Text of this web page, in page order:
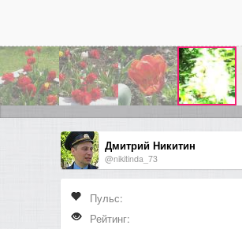
Дмитрий Никитин
@nikitinda_73
Пульс:
Рейтинг: